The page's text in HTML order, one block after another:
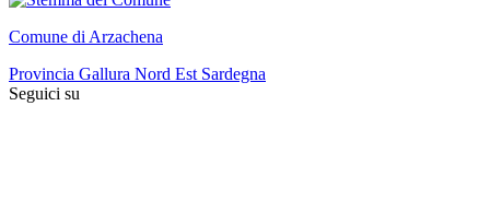
Comune di Arzachena
Provincia Gallura Nord Est Sardegna
Seguici su